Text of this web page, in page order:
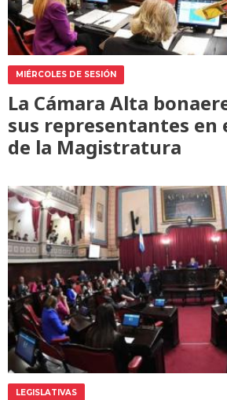
MIÉRCOLES DE SESIÓN
La Cámara Alta
sus representantes en
de la Magistratura
LEGISLATIVAS